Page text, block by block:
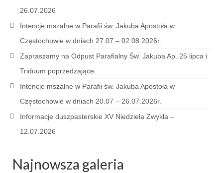
Sakrament małżeństwa
Sakrament namaszczenia chorych
Galeria
Niedziela Palmowa 29.03.2026
Wielki Czwartek 02.04.2026
26.07.2026
Intencje mszalne w Parafii św. Jakuba Apostoła w
Częstochowie w dniach 27.07 – 02.08.2026r.
Zapraszamy na Odpust Parafialny Św. Jakuba Ap. 25 lipca i
Triduum poprzedzające
Intencje mszalne w Parafii św. Jakuba Apostoła w
Częstochowie w dniach 20.07 – 26.07.2026r.
Informacje duszpasterskie XV Niedziela Zwykła –
12.07.2026
Najnowsza galeria